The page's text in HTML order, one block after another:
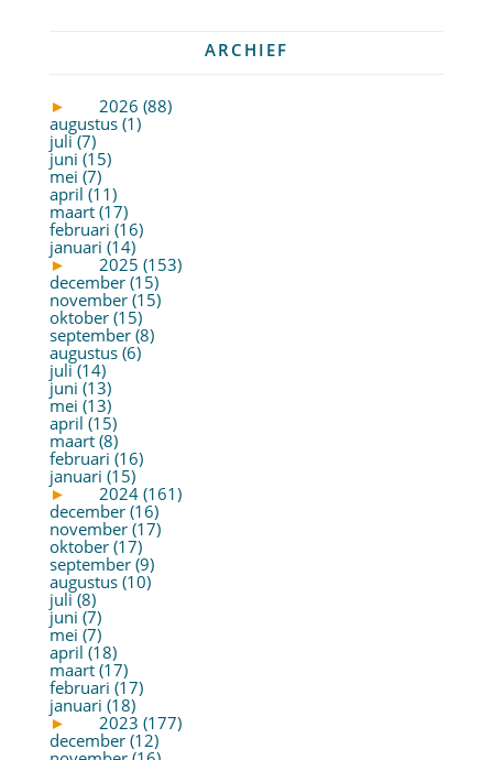
ARCHIEF
►
2026 (88)
augustus (1)
juli (7)
juni (15)
mei (7)
april (11)
maart (17)
februari (16)
januari (14)
►
2025 (153)
december (15)
november (15)
oktober (15)
september (8)
augustus (6)
juli (14)
juni (13)
mei (13)
april (15)
maart (8)
februari (16)
januari (15)
►
2024 (161)
december (16)
november (17)
oktober (17)
september (9)
augustus (10)
juli (8)
juni (7)
mei (7)
april (18)
maart (17)
februari (17)
januari (18)
►
2023 (177)
december (12)